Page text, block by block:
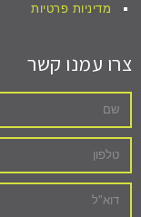
מדיניות פרטיות
צרו עמנו קשר